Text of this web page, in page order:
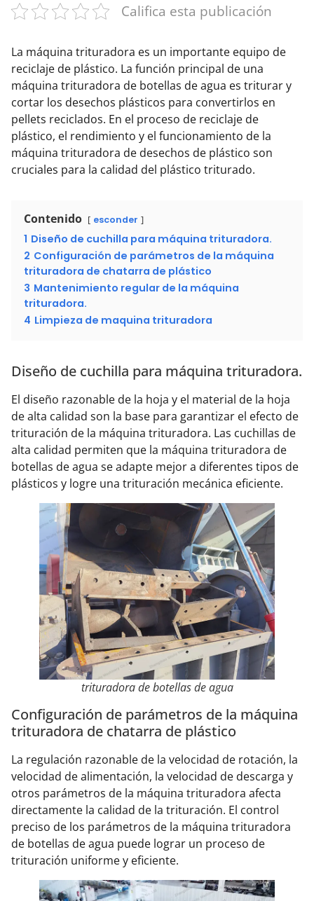
Califica esta publicación
La máquina trituradora es un importante equipo de
reciclaje de plástico. La función principal de una
máquina trituradora de botellas de agua es triturar y
cortar los desechos plásticos para convertirlos en
pellets reciclados. En el proceso de reciclaje de
plástico, el rendimiento y el funcionamiento de la
máquina trituradora de desechos de plástico son
cruciales para la calidad del plástico triturado.
Contenido esconder
1 Diseño de cuchilla para máquina trituradora.
2 Configuración de parámetros de la máquina
trituradora de chatarra de plástico
3 Mantenimiento regular de la máquina
trituradora.
4 Limpieza de maquina trituradora
Diseño de cuchilla para máquina trituradora.
El diseño razonable de la hoja y el material de la hoja
de alta calidad son la base para garantizar el efecto de
trituración de la máquina trituradora. Las cuchillas de
alta calidad permiten que la máquina trituradora de
botellas de agua se adapte mejor a diferentes tipos de
plásticos y logre una trituración mecánica eficiente.
trituradora de botellas de agua
Configuración de parámetros de la máquina
trituradora de chatarra de plástico
La regulación razonable de la velocidad de rotación, la
velocidad de alimentación, la velocidad de descarga y
otros parámetros de la máquina trituradora afecta
directamente la calidad de la trituración. El control
preciso de los parámetros de la máquina trituradora
de botellas de agua puede lograr un proceso de
trituración uniforme y eficiente.